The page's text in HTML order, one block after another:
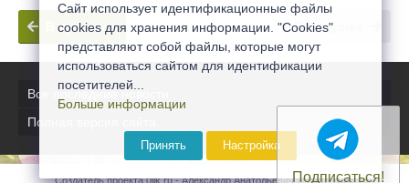
В будущее
В прошлое
Все последние новости
Полная версия сайта
Создатель проекта 0lik.ru - Александр Анатольевич © 2007-2026
Подписаться!
Сайт использует идентификационные файлы
cookies для хранения информации. "Cookies"
представляют собой файлы, которые могут
использоваться сайтом для идентификации
посетителей...
Больше информации
Принять Настройка